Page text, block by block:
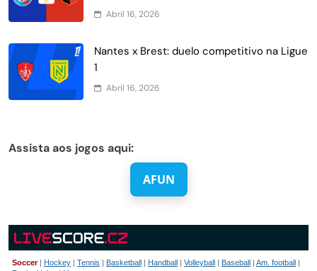
Abril 16, 2026
Nantes x Brest: duelo competitivo na Ligue
1
Abril 16, 2026
Assista aos jogos aqui:
AFUN